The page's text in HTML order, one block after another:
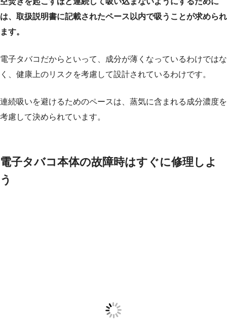
は、取扱説明書に記載されたペース以内で吸うことが求められ
ます。
電子タバコだからといって、成分が薄くなっているわけではな
く、健康上のリスクを考慮して設計されているわけです。
連続吸いを避けるためのペースは、蒸気に含まれる成分濃度を
考慮して決められています。
電子タバコ本体の故障時はすぐに修理しよ
う